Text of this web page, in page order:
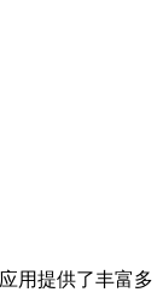
用提供了丰富多